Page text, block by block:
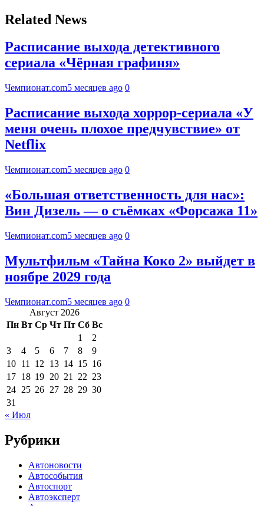
Related News
Расписание выхода детективного
сериала «Чёрная графиня»
Чемпионат.com5 месяцев ago 0
Расписание выхода хоррор-сериала «У
меня очень плохое предчувствие» от
Netflix
Чемпионат.com5 месяцев ago 0
«Большая ответственность для нас»:
Вин Дизель — о съёмках «Форсажа 11»
Чемпионат.com5 месяцев ago 0
Мультфильм «Тайна Коко 2» выйдет в
ноябре 2029 года
Чемпионат.com5 месяцев ago 0
Август 2026
Пн Вт Ср Чт Пт Сб Вс
1
2
3
4 5 6 7 8
9
10 11 12 13 14 15 16
17 18 19 20 21 22 23
24 25 26 27 28 29 30
31
« Июл
Рубрики
Автоновости
Автособытия
Автоспорт
Автоэксперт